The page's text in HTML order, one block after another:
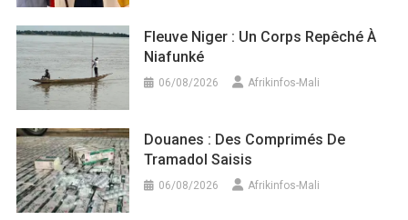
Fleuve Niger : Un Corps Repêché À
Niafunké
06/08/2026 Afrikinfos-Mali
Douanes : Des Comprimés De
Tramadol Saisis
06/08/2026 Afrikinfos-Mali